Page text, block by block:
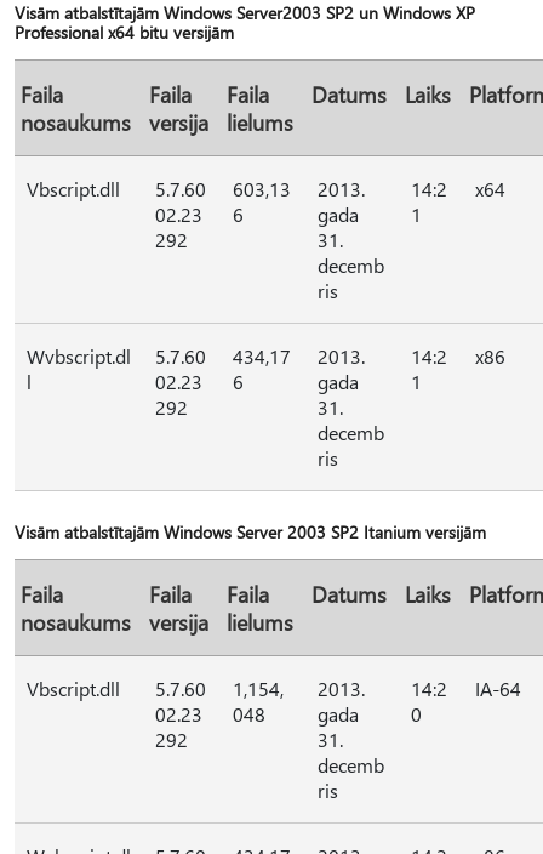
Visām atbalstītajām Windows Server2003 SP2 un Windows XP
Professional x64 bitu versijām
Faila
nosaukums
Faila
versija
Faila
lielums
Datums Laiks
Vbscript.dll
5.7.60
02.23
292
603,13
6
2013.
gada
31.
decemb
ris
14:2
1
x64
Wvbscript.dl
l
5.7.60
02.23
292
434,17
6
2013.
gada
31.
decemb
ris
14:2
1
x86
Visām atbalstītajām Windows Server 2003 SP2 Itanium versijām
Faila
nosaukums
Faila
versija
Faila
lielums
Datums Laiks
Vbscript.dll
5.7.60
02.23
292
1,154,
048
2013.
gada
31.
decemb
ris
14:2
0
IA-64